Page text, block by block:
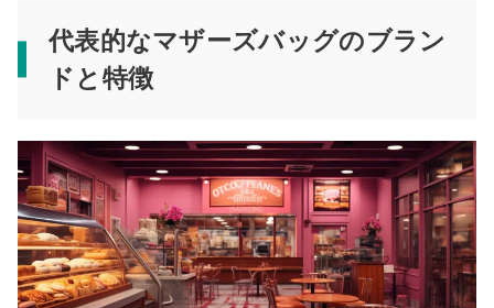
代表的なマザーズバッグのブラン
ドと特徴